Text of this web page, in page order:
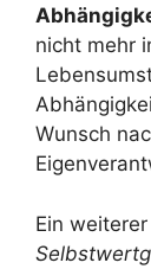
nicht mehr
Wunsch
Ein